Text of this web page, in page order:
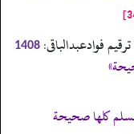
ترقیم فوادعبدالباقی: 1408
كلها صحيحة